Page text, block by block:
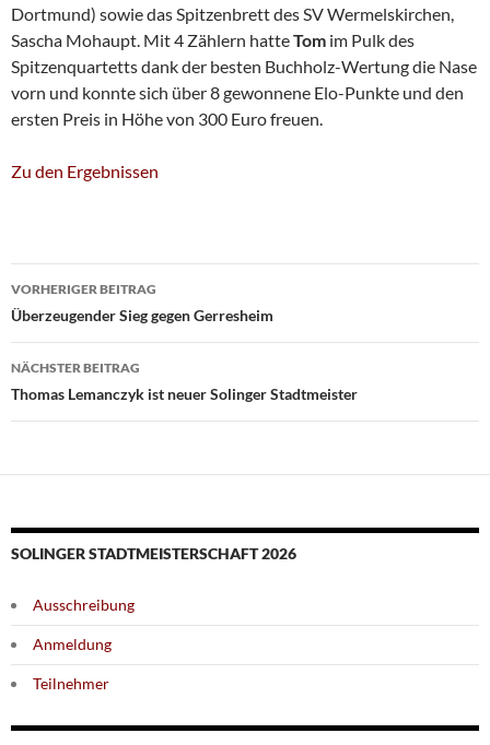
Dortmund) sowie das Spitzenbrett des SV Wermelskirchen,
Sascha Mohaupt. Mit 4 Zählern hatteTom im Pulk des
Spitzenquartetts dank der besten Buchholz-Wertung die Nase
vorn und konnte sich über 8 gewonnene Elo-Punkte und den
ersten Preis in Höhe von 300 Euro freuen.
Zu den Ergebnissen
Beitragsnavigation
VORHERIGER BEITRAG
Überzeugender Sieg gegen Gerresheim
NÄCHSTER BEITRAG
Thomas Lemanczyk ist neuer Solinger Stadtmeister
SOLINGER STADTMEISTERSCHAFT 2026
Ausschreibung
Anmeldung
Teilnehmer